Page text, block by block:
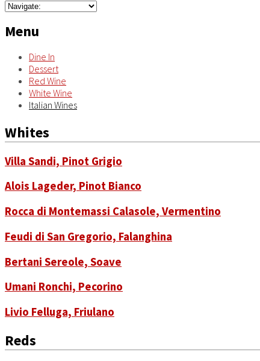
Menu
Dine In
Dessert
Red Wine
White Wine
Italian Wines
Whites
Villa Sandi, Pinot Grigio
Alois Lageder, Pinot Bianco
Rocca di Montemassi Calasole, Vermentino
Feudi di San Gregorio, Falanghina
Bertani Sereole, Soave
Umani Ronchi, Pecorino
Livio Felluga, Friulano
Reds